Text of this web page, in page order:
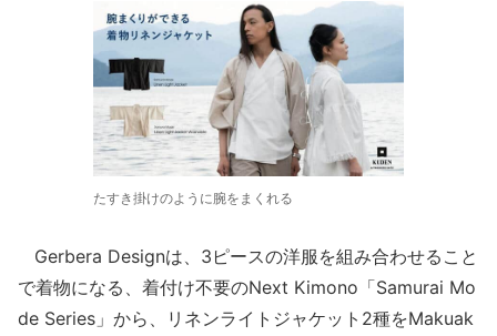
たすき掛けのように腕をまくれる
Gerbera Designは、3ピースの洋服を組み合わせること
で着物になる、着付け不要のNext Kimono「Samurai Mo
de Series」から、リネンライトジャケット2種をMakuak